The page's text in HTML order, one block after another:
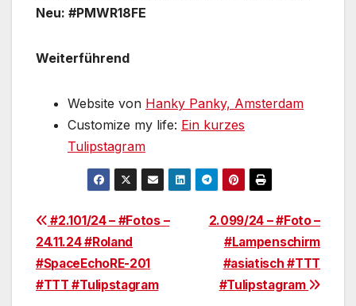
Neu: #PMWR18FE
Weiterführend
Website von Hanky Panky, Amsterdam
Customize my life: Ein kurzes
Tulipstagram
Beitragsnavigation2.099/24 – #Foto –
#Lampenschirm
#asiatisch #TTT
#Tulipstagram
#2.101/24 – #Fotos –
24.11.24 #Roland
#SpaceEchoRE-201
#TTT #Tulipstagram